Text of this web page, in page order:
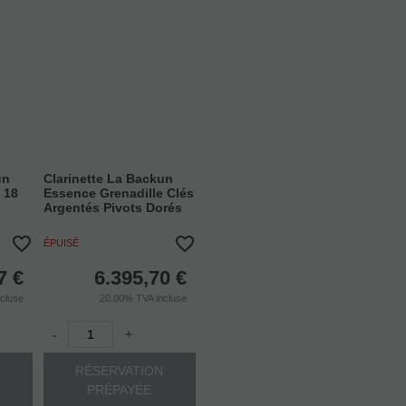
€
Clarinette La Backun
Essence Grenadille Clés
Argentés Pivots Dorés
ÉPUISÉ
6.395,70 €
20.00% TVA incluse
- +
RÉSERVATION
PRÉPAYÉE